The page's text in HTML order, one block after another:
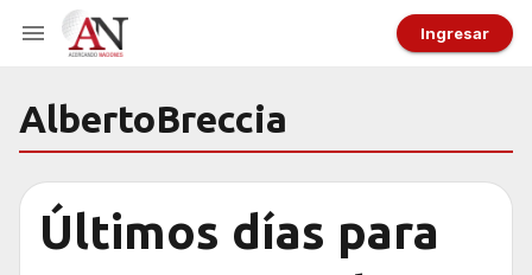
Ingresar
AlbertoBreccia
Últimos días para